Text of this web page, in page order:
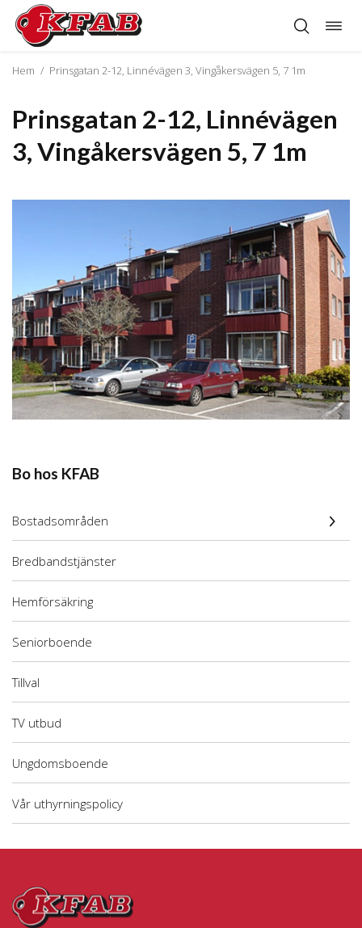
Hoppa
innehåll
Hem / Prinsgatan 2-12, Linnévägen 3, Vingåkersvägen 5, 7 1m
Bo hos KFAB
Bostadsområden
Bredbandstjänster
Hemförsäkring
Seniorboende
Tillval
TV utbud
Ungdomsboende
Vår uthyrningspolicy
Prinsgatan 2-12, Linnévägen
3, Vingåkersvägen 5, 7 1m